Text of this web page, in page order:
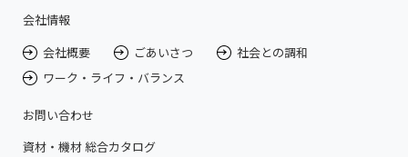
会社情報
会社概要
ごあいさつ
社会との調和
ワーク・ライフ・バランス
お問い合わせ
資材・機材 総合カタログ